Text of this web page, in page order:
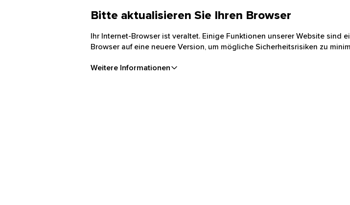
Bitte aktualisieren Sie Ihren Browser
Ihr Internet-Browser ist veraltet. Einige Funktionen unserer Website sind
Browser auf eine neuere Version, um mögliche Sicherheitsrisiken zu
Weitere Informationen